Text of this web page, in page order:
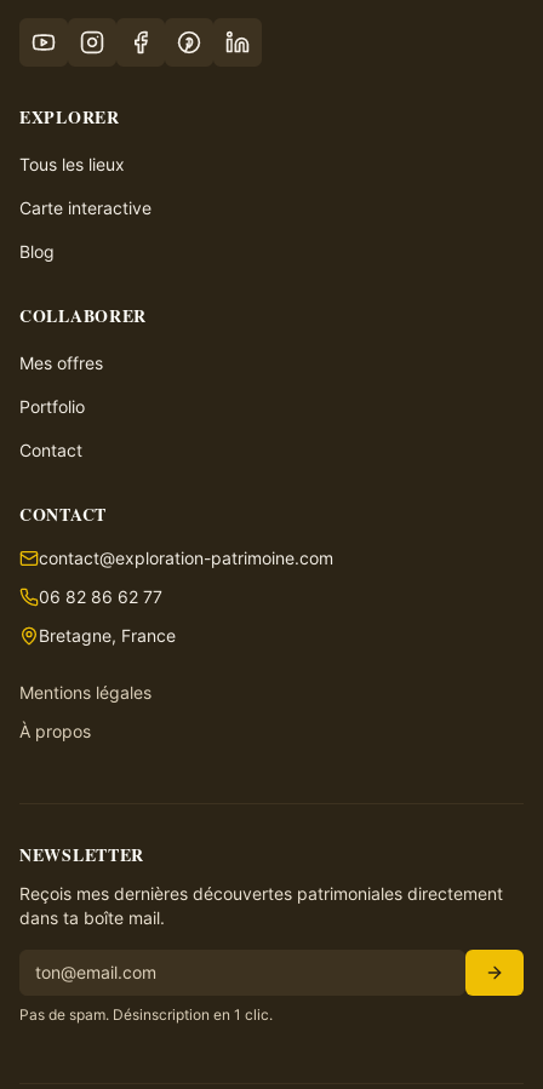
EXPLORER
Tous les lieux
Carte interactive
Blog
COLLABORER
Mes offres
Portfolio
Contact
CONTACT
contact@exploration-patrimoine.com
06 82 86 62 77
Bretagne, France
Mentions légales
À propos
NEWSLETTER
Reçois mes dernières découvertes patrimoniales directement
dans ta boîte mail.
Pas de spam. Désinscription en 1 clic.